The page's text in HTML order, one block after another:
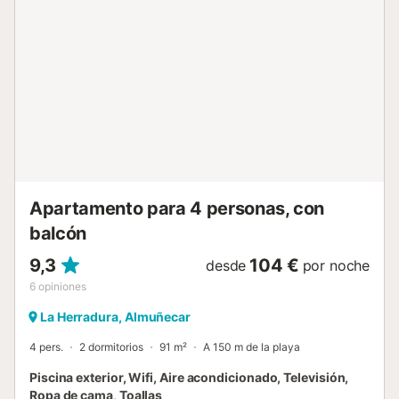
Apartamento para 4 personas, con
balcón
9,3
6 opiniones
desde 104 € por noche
La Herradura, Almuñecar
4 pers. 2 dormitorios 91 m² A 150 m de la playa
Piscina exterior, Wifi, Aire acondicionado, Televisión,
Ropa de cama, Toallas